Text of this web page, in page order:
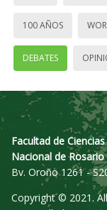
100 AÑOS
DEBATES
Facultad de
Nacional de Rosario
Bv. Oroño 1261 -
Copyright © 2021.